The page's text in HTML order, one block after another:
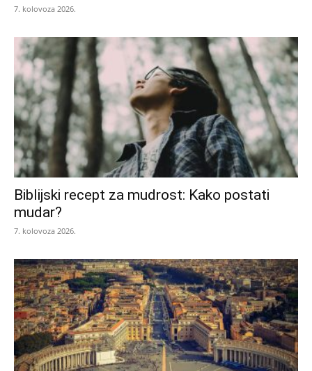
7. kolovoza 2026.
Biblijski recept za mudrost: Kako postati
mudar?
7. kolovoza 2026.